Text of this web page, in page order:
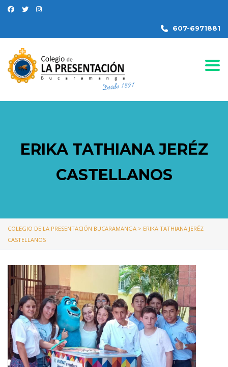
607-6971881
ERIKA TATHIANA JERÉZ
CASTELLANOS
COLEGIO DE LA PRESENTACIÓN BUCARAMANGA > ERIKA TATHIANA JERÉZ
CASTELLANOS